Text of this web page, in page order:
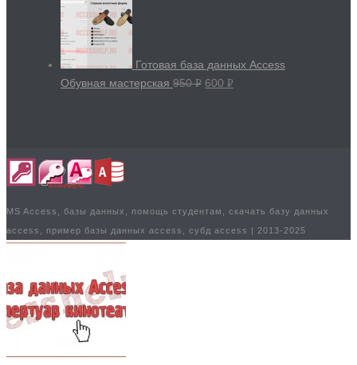
УБ.
УБ.
Готовая база данных Access
Обувная мастерская 950Р 600 Р
MS Access, базы данных, помощь студентам, скачать базу данных
access, пример базы данных access, субд access | 2013-2025